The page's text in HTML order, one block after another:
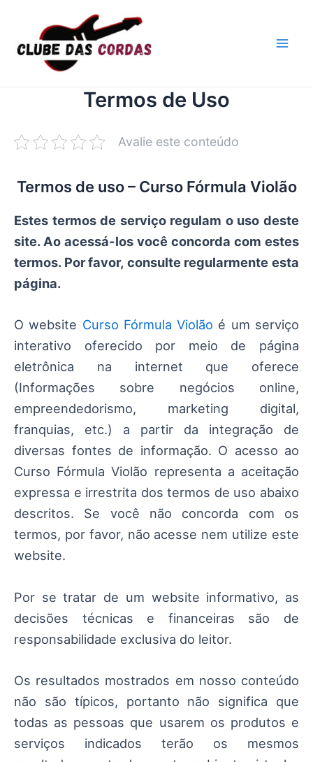
conteúdo
Termos de Uso
Avalie este conteúdo
Termos de uso – Curso Fórmula Violão
Estes termos de serviço regulam o uso deste
site. Ao acessá-los você concorda com estes
termos. Por favor, consulte regularmente esta
página.
O website Curso Fórmula Violão é um serviço
interativo oferecido por meio de página
eletrônica na internet que oferece
(Informações sobre negócios online,
empreendedorismo, marketing digital,
franquias, etc.) a partir da integração de
diversas fontes de informação. O acesso ao
Curso Fórmula Violão representa a aceitação
expressa e irrestrita dos termos de uso abaixo
descritos. Se você não concorda com os
termos, por favor, não acesse nem utilize este
website.
Por se tratar de um website informativo, as
decisões técnicas e financeiras são de
responsabilidade exclusiva do leitor.
Os resultados mostrados em nosso conteúdo
não são típicos, portanto não significa que
todas as pessoas que usarem os produtos e
serviços indicados terão os mesmos